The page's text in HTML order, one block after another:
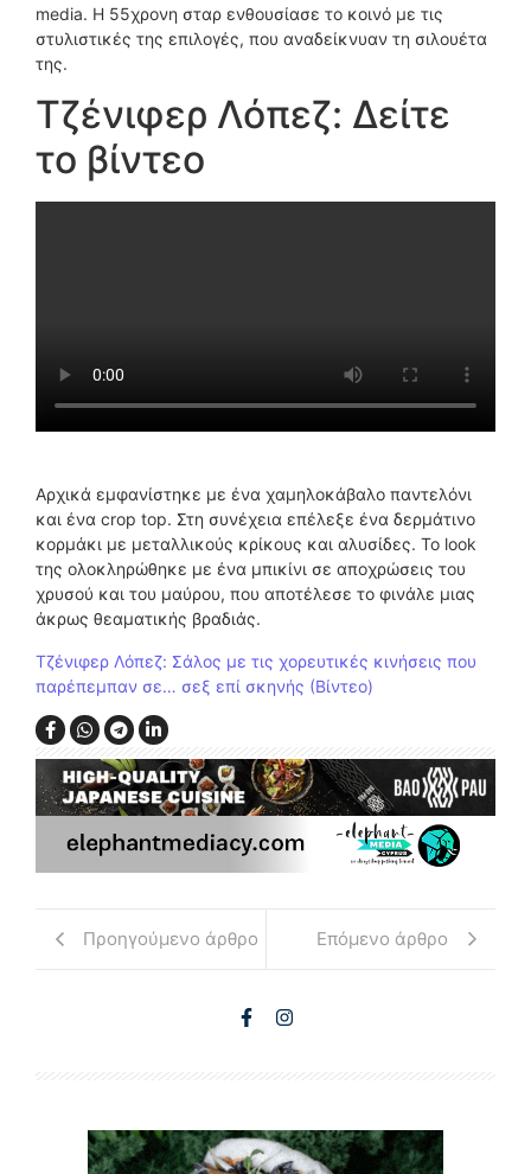
media. Η 55χρονη σταρ ενθουσίασε το κοινό με τις
στυλιστικές της επιλογές, που αναδείκνυαν τη σιλουέτα
της.
Τζένιφερ Λόπεζ: Δείτε
το βίντεο
Αρχικά εμφανίστηκε με ένα χαμηλοκάβαλο παντελόνι
και ένα crop top. Στη συνέχεια επέλεξε ένα δερμάτινο
κορμάκι με μεταλλικούς κρίκους και αλυσίδες. Το look
της ολοκληρώθηκε με ένα μπικίνι σε αποχρώσεις του
χρυσού και του μαύρου, που αποτέλεσε το φινάλε μιας
άκρως θεαματικής βραδιάς.
Τζένιφερ Λόπεζ: Σάλος με τις χορευτικές κινήσεις που
παρέπεμπαν σε… σεξ επί σκηνής (Βίντεο)
Προηγούμενο άρθρο Επόμενο άρθρο